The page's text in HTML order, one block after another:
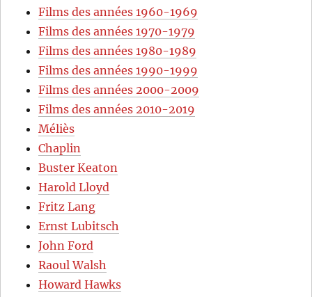
Films des années 1960-1969
Films des années 1970-1979
Films des années 1980-1989
Films des années 1990-1999
Films des années 2000-2009
Films des années 2010-2019
Méliès
Chaplin
Buster Keaton
Harold Lloyd
Fritz Lang
Ernst Lubitsch
John Ford
Raoul Walsh
Howard Hawks